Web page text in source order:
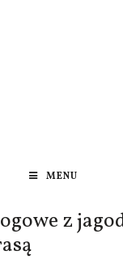
MENU
z